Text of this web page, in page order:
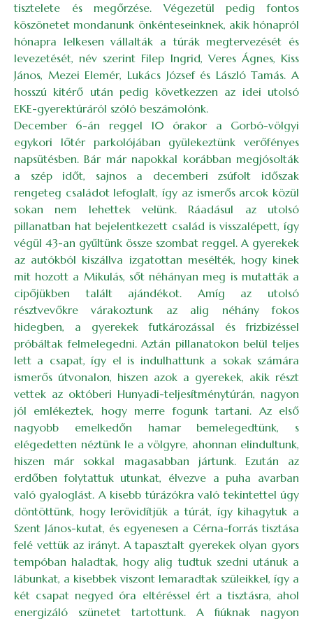
tisztelete és megőrzése. Végezetül pedig fontos
köszönetet mondanunk önkénteseinknek, akik hónapról
hónapra lelkesen vállalták a túrák megtervezését és
levezetését, név szerint Filep Ingrid, Veres Ágnes, Kiss
János, Mezei Elemér, Lukács József és László Tamás. A
hosszú kitérő után pedig következzen az idei utolsó
EKE-gyerektúráról szóló beszámolónk.
December 6-án reggel 10 órakor a Gorbó-völgyi
egykori lőtér parkolójában gyülekeztünk verőfényes
napsütésben. Bár már napokkal korábban megjósolták
a szép időt, sajnos a decemberi zsúfolt időszak
rengeteg családot lefoglalt, így az ismerős arcok közül
sokan nem lehettek velünk. Ráadásul az utolsó
pillanatban hat bejelentkezett család is visszalépett, így
végül 43-an gyűltünk össze szombat reggel. A gyerekek
az autókból kiszállva izgatottan mesélték, hogy kinek
mit hozott a Mikulás, sőt néhányan meg is mutatták a
cipőjükben talált ajándékot. Amíg az utolsó
résztvevőkre várakoztunk az alig néhány fokos
hidegben, a gyerekek futkározással és frizbizéssel
próbáltak felmelegedni. Aztán pillanatokon belül teljes
lett a csapat, így el is indulhattunk a sokak számára
ismerős útvonalon, hiszen azok a gyerekek, akik részt
vettek az októberi Hunyadi-teljesítménytúrán, nagyon
jól emlékeztek, hogy merre fogunk tartani. Az első
nagyobb emelkedőn hamar bemelegedtünk, s
elégedetten néztünk le a völgyre, ahonnan elindultunk,
hiszen már sokkal magasabban jártunk. Ezután az
erdőben folytattuk utunkat, élvezve a puha avarban
való gyaloglást. A kisebb túrázókra való tekintettel úgy
döntöttünk, hogy lerövidítjük a túrát, így kihagytuk a
Szent János-kutat, és egyenesen a Cérna-forrás tisztása
felé vettük az irányt. A tapasztalt gyerekek olyan gyors
tempóban haladtak, hogy alig tudtuk szedni utánuk a
lábunkat, a kisebbek viszont lemaradtak szüleikkel, így a
két csapat negyed óra eltéréssel ért a tisztásra, ahol
energizáló szünetet tartottunk. A fiúknak nagyon